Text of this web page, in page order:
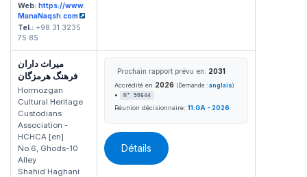
Web: https://www.
ManaNaqsh.com
Tel.: +98 31 3235
75 85
میراث داران
فرهنگ هرمزگان
Hormozgan
Cultural Heritage
Custodians
Association -
HCHCA [en]
No.6, Ghods-10
Alley
Shahid Haghani
Prochain rapport prévu en: 2031
Accrédité en 2026 (Demande : anglais)
• N° 90644
Réunion décisionnaire: 11.GA - 2026
Détails